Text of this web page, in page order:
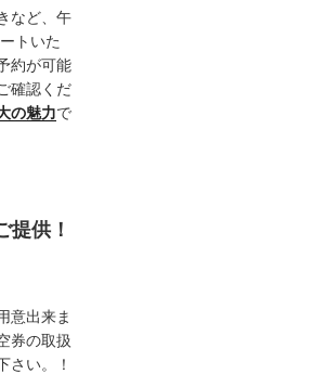
など、午
トいた
約が可能
確認くだ
の魅力で
提供！
意出来ま
券の取扱
さい。！